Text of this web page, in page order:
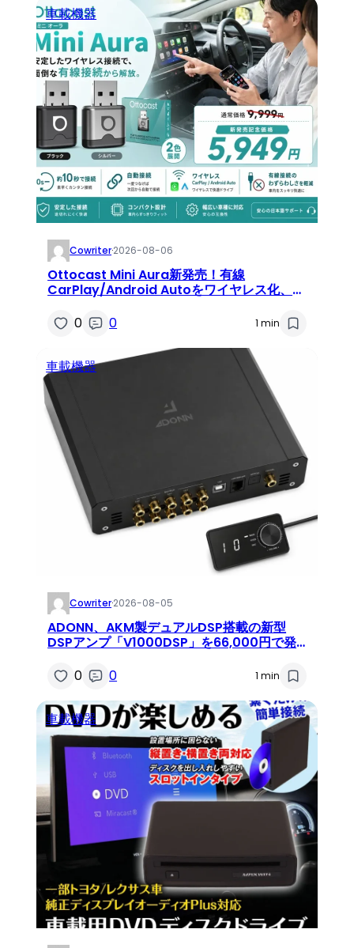
車載機器
Cowriter·2026-08-06
Ottocast Mini Aura新発売！有線
CarPlay/Android Autoをワイヤレス化、
0
0 1 min
車載機器
Cowriter·2026-08-05
ADONN、AKM製デュアルDSP搭載の新型
DSPアンプ「V1000DSP」を66,000円で発
0
0 1 min
車載機器